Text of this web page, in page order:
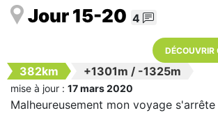
Jour 15-20 4
DÉCOUVRIR
382km +1301m / -1325m
mise à jour : 17 mars 2020
Malheureusement mon voyage